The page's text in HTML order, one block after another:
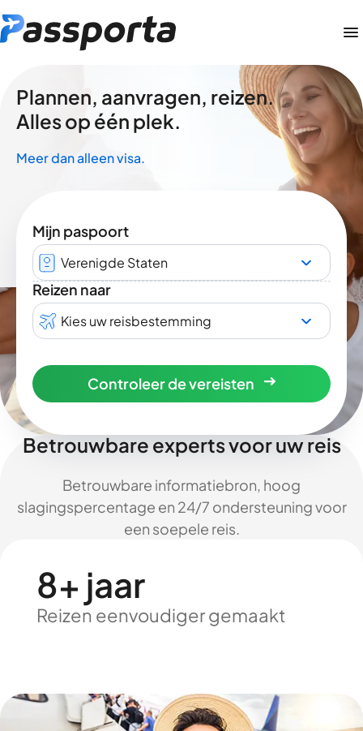
Plannen, aanvragen, reizen.
Alles op één plek.
Meer dan alleen visa.
Mijn paspoort
Verenigde Staten
Reizen naar
Kies uw reisbestemming
Controleer de vereisten
Betrouwbare experts voor uw reis
Betrouwbare informatiebron, hoog
slagingspercentage en 24/7 ondersteuning voor
een soepele reis.
8+ jaar
Reizen eenvoudiger gemaakt